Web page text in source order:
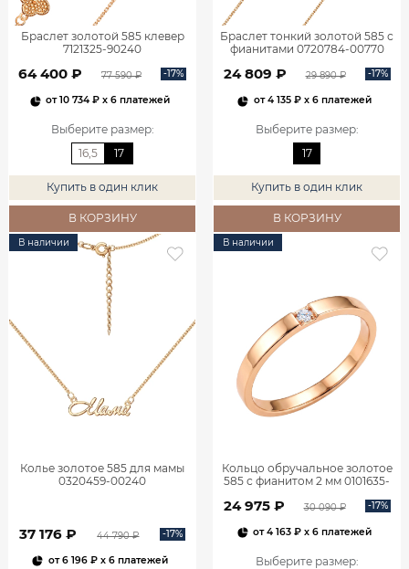
Браслет золотой 585 клевер
7121325-90240
64 400 ₽ 77 590 ₽ -17%
от10 734 ₽ x 6 платежей
Выберите размер:
16,5
17
Купить в один клик
В КОРЗИНУ
Браслет тонкий золотой 585 с
фианитами 0720784-00770
24 809 ₽ 29 890 ₽ -17%
от4 135 ₽x 6 платежей
Выберите размер:
17
Купить в один клик
В КОРЗИНУ
В наличии
Колье золотое 585 для мамы
0320459-00240
37 176 ₽ 44 790 ₽ -17%
от6 196 ₽x 6 платежей
В наличии
Кольцо обручальное золотое
585 с фианитом 2 мм 0101635-
24 975 ₽ 30 090 ₽ -17%
от4 163 ₽ x 6 платежей
Выберите размер: